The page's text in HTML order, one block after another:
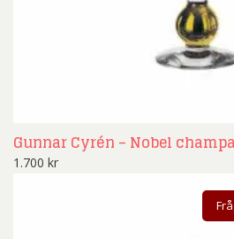
Gunnar Cyrén – Nobel
1.700 kr